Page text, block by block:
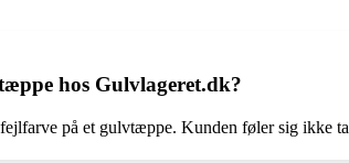
hos Gulvlageret.dk?
på et gulvtæppe. Kunden føler sig ikke